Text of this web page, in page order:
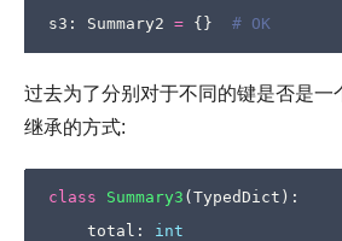
s3 : Summary2 = {} # OK
过去为了分别对于不同的键是否是一
继承的方式:
class Summary3 ( TypedDict ):
total : int